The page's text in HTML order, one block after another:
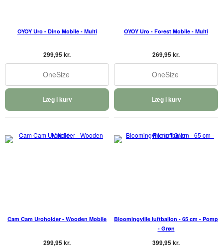
OYOY Uro - Dino Mobile - Multi
299,95 kr.
OneSize
Læg i kurv
OYOY Uro - Forest Mobile - Multi
269,95 kr.
OneSize
Læg i kurv
Cam Cam Uroholder - Wooden Mobile
299,95 kr.
Bloomingville luftballon - 65 cm - Pomp
- Grøn
399,95 kr.